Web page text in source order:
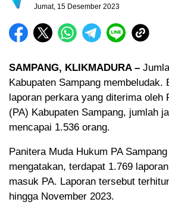
Jumat, 15 Desember 2023
SAMPANG, KLIKMADURA –
Kabupaten Sampang membeludak.
laporan perkara yang diterima oleh
(PA) Kabupaten Sampang, jumlah
mencapai 1.536 orang.
Panitera Muda Hukum PA
mengatakan, terdapat 1.769
masuk PA. Laporan tersebut
hingga November 2023.